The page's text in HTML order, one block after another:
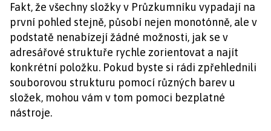
Fakt, že všechny složky v Průzkumníku vypadají na
první pohled stejně, působí nejen monotónně, ale v
podstatě nenabízejí žádné možnosti, jak se v
adresářové struktuře rychle zorientovat a najít
konkrétní položku. Pokud byste si rádi zpřehlednili
souborovou strukturu pomocí různých barev u
složek, mohou vám v tom pomoci bezplatné
nástroje.